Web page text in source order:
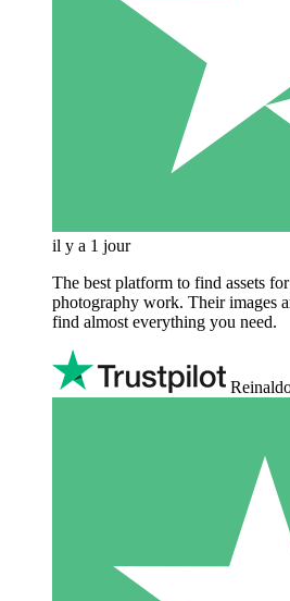
il y a 1 jour
The best platform to find assets
photography work. Their images
find almost everything you need.